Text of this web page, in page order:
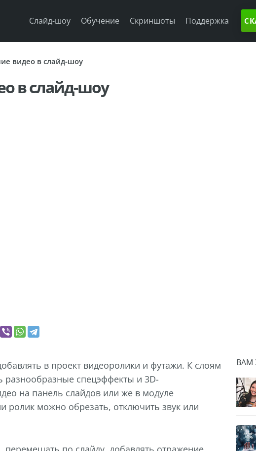
Слайд-шоу Обучение Скриншоты Поддержка
видео в слайд-шоу
в слайд-шоу
в проект видеоролики и футажи. К слоям
спецэффекты и 3D-
на панель слайдов или же в модуле
ролик можно обрезать, отключить звук или
ВАМ